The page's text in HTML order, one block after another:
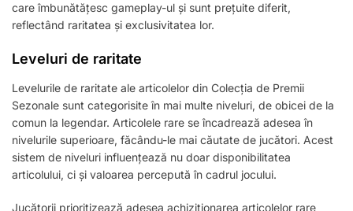
care îmbunătățesc gameplay-ul și sunt prețuite diferit,
reflectând raritatea și exclusivitatea lor.
Leveluri de raritate
Levelurile de raritate ale articolelor din Colecția de Premii
Sezonale sunt categorisite în mai multe niveluri, de obicei de la
comun la legendar. Articolele rare se încadrează adesea în
nivelurile superioare, făcându-le mai căutate de jucători. Acest
sistem de niveluri influențează nu doar disponibilitatea
articolului, ci și valoarea percepută în cadrul jocului.
Jucătorii prioritizează adesea achiziționarea articolelor rare